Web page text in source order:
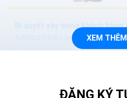
Bí quyết xây dựng khách hàng
Amazon hiệu quả
Giải pháp hiệu quả nhất trong
XEM THÊM
ĐĂNG KÝ